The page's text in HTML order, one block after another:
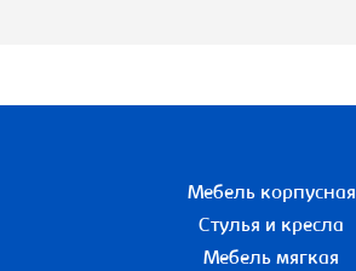
Мебель корпусная
Стулья и кресла
Мебель мягкая